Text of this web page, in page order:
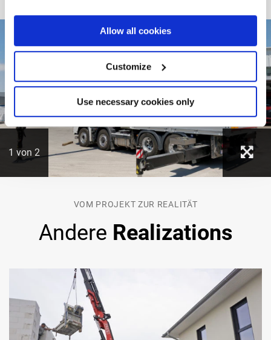
Allow all cookies
Customize
Use necessary cookies only
1 von 2
VOM PROJEKT ZUR REALITÄT
Andere Realizations